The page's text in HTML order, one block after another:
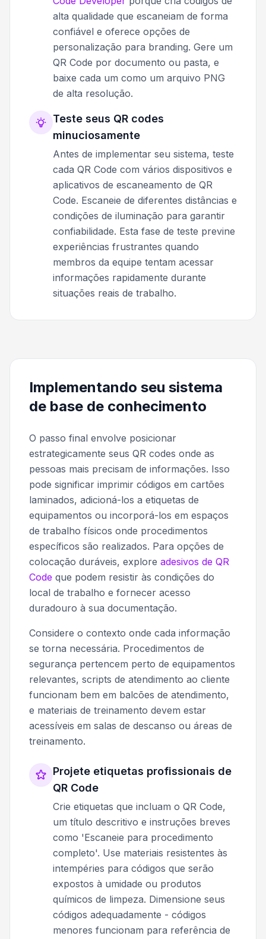
alta qualidade que escaneiam de forma
confiável e oferece opções de
personalização para branding. Gere um
QR Code por documento ou pasta, e
baixe cada um como um arquivo PNG
de alta resolução.
Teste seus QR codes
minuciosamente
Antes de implementar seu sistema, teste
cada QR Code com vários dispositivos e
aplicativos de escaneamento de QR
Code. Escaneie de diferentes distâncias e
condições de iluminação para garantir
confiabilidade. Esta fase de teste previne
experiências frustrantes quando
membros da equipe tentam acessar
informações rapidamente durante
situações reais de trabalho.
Implementando seu sistema
de base de conhecimento
O passo final envolve posicionar
estrategicamente seus QR codes onde as
pessoas mais precisam de informações. Isso
pode significar imprimir códigos em cartões
laminados, adicioná-los a etiquetas de
equipamentos ou incorporá-los em espaços
de trabalho físicos onde procedimentos
específicos são realizados. Para opções de
colocação duráveis, explore adesivos de QR
Code que podem resistir às condições do
local de trabalho e fornecer acesso
duradouro à sua documentação.
Considere o contexto onde cada informação
se torna necessária. Procedimentos de
segurança pertencem perto de equipamentos
relevantes, scripts de atendimento ao cliente
funcionam bem em balcões de atendimento,
e materiais de treinamento devem estar
acessíveis em salas de descanso ou áreas de
treinamento.
Projete etiquetas profissionais de
QR Code
Crie etiquetas que incluam o QR Code,
um título descritivo e instruções breves
como 'Escaneie para procedimento
completo'. Use materiais resistentes às
intempéries para códigos que serão
expostos à umidade ou produtos
químicos de limpeza. Dimensione seus
códigos adequadamente - códigos
menores funcionam para referência de